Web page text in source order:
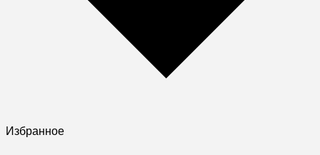
Избранное